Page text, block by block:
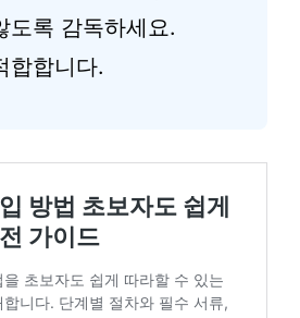
도록 감독하세요.
합합니다.